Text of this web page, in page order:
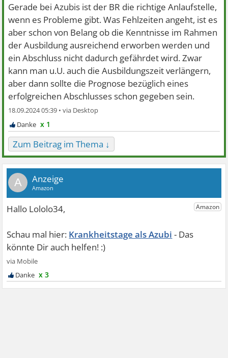
Gerade bei Azubis ist der BR die richtige Anlaufstelle,
wenn es Probleme gibt. Was Fehlzeiten angeht, ist es
aber schon von Belang ob die Kenntnisse im Rahmen
der Ausbildung ausreichend erworben werden und
ein Abschluss nicht dadurch gefährdet wird. Zwar
kann man u.U. auch die Ausbildungszeit verlängern,
aber dann sollte die Prognose bezüglich eines
erfolgreichen Abschlusses schon gegeben sein.
18.09.2024 05:39 •
x 1
Zum Beitrag im Thema ↓
A
Krankheitstage als Azubi
x 3